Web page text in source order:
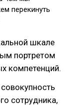
перекинуть
шкале
портретом
компетенций.
совокупность
сотрудника,